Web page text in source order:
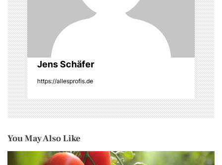
g
a
t
i
o
n
Jens Schäfer
https://allesprofis.de
You May Also Like